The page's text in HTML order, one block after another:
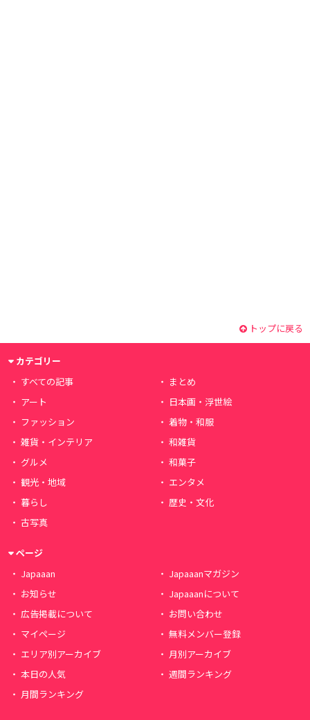
トップに戻る
カテゴリー
すべての記事
まとめ
アート
日本画・浮世絵
ファッション
着物・和服
雑貨・インテリア
和雑貨
グルメ
和菓子
観光・地域
エンタメ
暮らし
歴史・文化
古写真
ページ
Japaaan
Japaaanマガジン
お知らせ
Japaaanについて
広告掲載について
お問い合わせ
マイページ
無料メンバー登録
エリア別アーカイブ
月別アーカイブ
本日の人気
週間ランキング
月間ランキング